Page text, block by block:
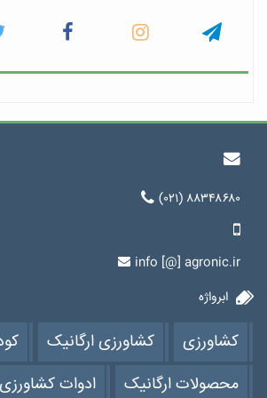
(۰۲۱) ۸۸۳۴۸۶۸۰
info [@] agronic.ir
ابرواژه
کشاورزی کشاورزی ارگانیک
محصولات ارگانیک
ادوات کشاورزی